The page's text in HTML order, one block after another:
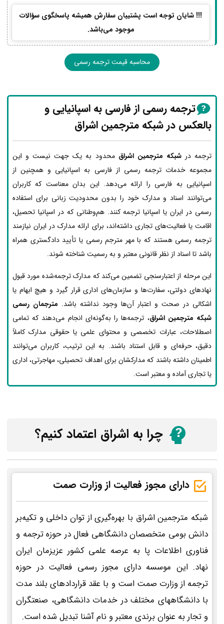
!!! شایان توجه است پشتیبان سفارش همیشه پاسخگوی سؤالات
موجود می‌باشد.
محاسبه قیمت ترجمه رسمی
ترجمه رسمی از فارسی به اسپانیایی و
بالعکس در شبکه مترجمین اشراق
ترجمه درشبکه مترجمین اشراق محدود به یک جهت نیست و این
مجموعه خدمات ترجمه رسمی از فارسی به اسپانیایی و همچنین از
اسپانیایی به فارسی را ارائه می‌دهد. این بدان معناست که کاربران
می‌توانند اسناد و مدارک خود را بدون محدودیت زبانی برای استفاده
رسمی در ایران یا اسپانیا ترجمه کنند. هم‌وطنانی که در اسپانیا تحصیل،
اقامت یا فعالیت‌های تجاری داشته‌اند، برای ارائه مدارک در ایران نیازمند
ترجمه رسمی هستند که با مهر مترجم رسمی یا تأیید دادگستری همراه
باشد تا اسناد از نظر قانونی معتبر و به رسمیت شناخته شوند.
این مرحله از اعتبارسنجی تضمین می‌کند که مدارک ترجمه‌شده مورد قبول
نهادهای دولتی، سفارت‌ها و سازمان‌های اداری قرار گیرد و هیچ ابهام یا
اشکالی در صحت و اعتبار آن‌ها وجود نداشته باشد. مترجمان رسمی
شبکه مترجمین اشراق، ترجمه‌ها را به‌گونه‌ای انجام می‌دهند که تمامی
اصطلاحات، عبارات تخصصی و محتوای علمی یا حقوقی مدارک کاملاً
دقیق، حرفه‌ای و قابل استناد باشند. به این ترتیب، کاربران می‌توانند
اطمینان داشته باشند که مدارکشان برای اهداف تحصیلی، مهاجرتی، اداری
یا تجاری آماده و معتبر است.
چرا به اشراق اعتماد کنیم؟
دارای مجوز فعالیت از وزارت صمت
شبکه مترجمین اشراق با بهره‌گیری از توان داخلی و تکیه‌بر
دانش بومی متخصصان دانشگاهی فعال در حوزه ترجمه و
فناوری اطلاعات پا به عرصه علمی کشور عزیزمان ایران
نهاد. این موسسه دارای مجوز رسمی فعالیت در حوزه
ترجمه از وزارت صمت است و با عقد قراردادهای بلند مدت
با دانشگاههای مختلف در خدمات دانشگاهی، صنعتگران
و تجار به عنوان برندی معتبر و نام آشنا تبدیل شده است.